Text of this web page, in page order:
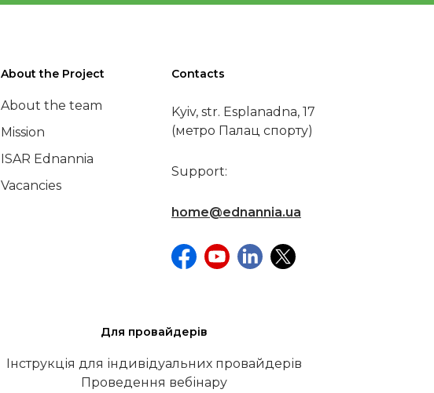
About the Project
About the team
Mission
ISAR Ednannia
Vacancies
Contacts
Kyiv, str. Esplanadna, 17
(метро Палац спорту)
Support:
home@ednannia.ua
Для провайдерів
Інструкція для індивідуальних провайдерів
Проведення вебінару